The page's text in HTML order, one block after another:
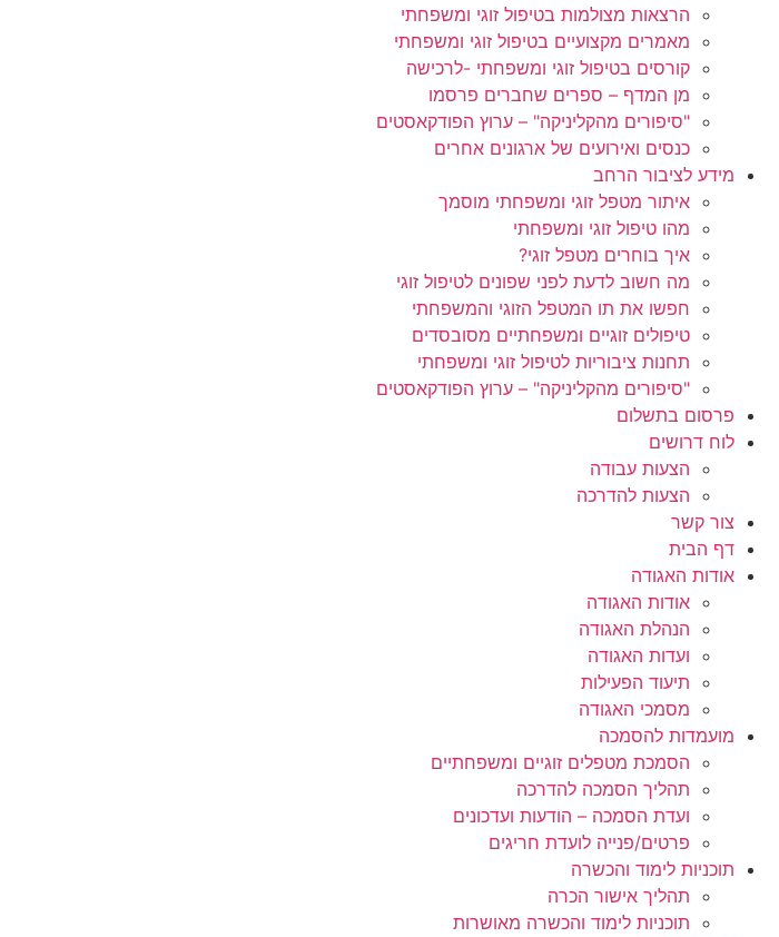
הרצאות מצולמות בטיפול זוגי ומשפחתי
מאמרים מקצועיים בטיפול זוגי ומשפחתי
קורסים בטיפול זוגי ומשפחתי -לרכישה
מן המדף – ספרים שחברים פרסמו
"סיפורים מהקליניקה" – ערוץ הפודקאסטים
כנסים ואירועים של ארגונים אחרים
מידע לציבור הרחב
איתור מטפל זוגי ומשפחתי מוסמך
מהו טיפול זוגי ומשפחתי
איך בוחרים מטפל זוגי?
מה חשוב לדעת לפני שפונים לטיפול זוגי
חפשו את תו המטפל הזוגי והמשפחתי
טיפולים זוגיים ומשפחתיים מסובסדים
תחנות ציבוריות לטיפול זוגי ומשפחתי
"סיפורים מהקליניקה" – ערוץ הפודקאסטים
פרסום בתשלום
לוח דרושים
הצעות עבודה
הצעות להדרכה
צור קשר
דף הבית
אודות האגודה
אודות האגודה
הנהלת האגודה
ועדות האגודה
תיעוד הפעילות
מסמכי האגודה
מועמדות להסמכה
הסמכת מטפלים זוגיים ומשפחתיים
תהליך הסמכה להדרכה
ועדת הסמכה – הודעות ועדכונים
פרטים/פנייה לועדת חריגים
תוכניות לימוד והכשרה
תהליך אישור הכרה
תוכניות לימוד והכשרה מאושרות